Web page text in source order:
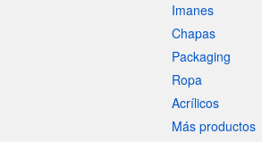
Imanes
Chapas
Packaging
Ropa
Acrílicos
Más productos